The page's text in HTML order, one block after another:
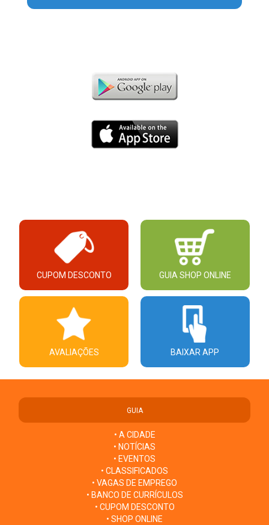
CUPOM DESCONTO GUIA SHOP ONLINE
AVALIAÇÕES BAIXAR APP
GUIA
• A CIDADE
• NOTÍCIAS
• EVENTOS
• CLASSIFICADOS
• VAGAS DE EMPREGO
• BANCO DE CURRÍCULOS
• CUPOM DESCONTO
• SHOP ONLINE